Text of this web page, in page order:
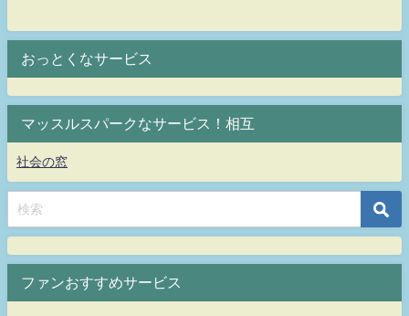
おっとくなサービス
マッスルスパークなサービス！相互
社会の窓
ファンおすすめサービス